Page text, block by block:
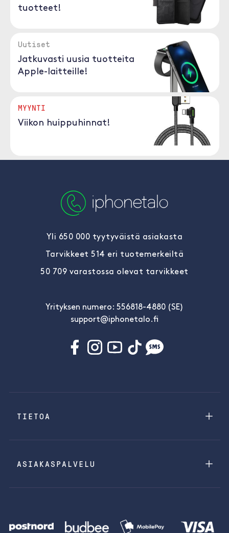
tuotteet!
Uutiset
Jatkuvasti uusia tuotteita
Apple-laitteille!
MYYNTI
Viikon huippuhinnat!
Yli 650 000 tyytyväistä asiakasta
Tarvikkeet 514 eri tuotemerkeiltä
50 709 varastossa olevat tarvikkeet
Yrityksen numero: 556818-4880 (SE)
support@iphonetalo.fi
TIETOA
ASIAKASPALVELU